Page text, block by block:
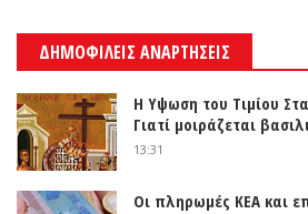
ΔΗΜΟΦΙΛΕΙΣ ΑΝΑΡΤΗΣΕΙΣ
Η Υψωση του Τιμίου
Γιατί μοιράζεται
13:31
Οι πληρωμές ΚΕΑ και